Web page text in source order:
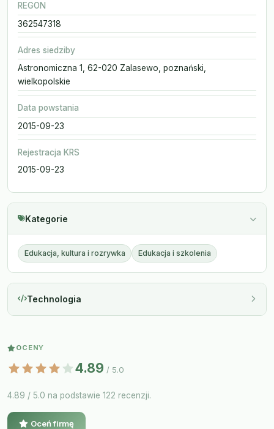
REGON
362547318
Adres siedziby
Astronomiczna 1, 62-020 Zalasewo, poznański,
wielkopolskie
Data powstania
2015-09-23
Rejestracja KRS
2015-09-23
Kategorie
Edukacja, kultura i rozrywka Edukacja i szkolenia
Technologia
OCENY
4.89 / 5.0
4.89 / 5.0 na podstawie 122 recenzji.
Oceń firmę